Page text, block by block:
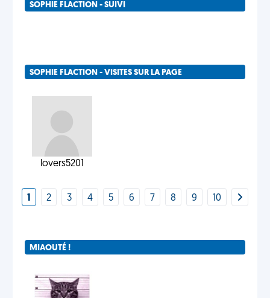
SOPHIE FLACTION - SUIVI
SOPHIE FLACTION - VISITES SUR LA PAGE
lovers5201
1 2 3 4 5 6 7 8 9 10
MIAOUTÉ !